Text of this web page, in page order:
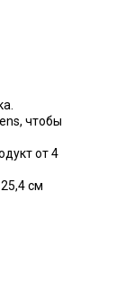
чтобы
от 4
см